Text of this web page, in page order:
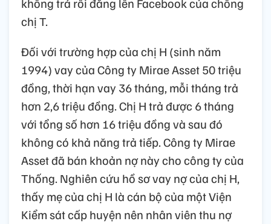
không trả rồi đăng lên Facebook của chồng
chị T.
Đối với trường hợp của chị H (sinh năm
1994) vay của Công ty Mirae Asset 50 triệu
đồng, thời hạn vay 36 tháng, mỗi tháng trả
hơn 2,6 triệu đồng. Chị H trả được 6 tháng
với tổng số hơn 16 triệu đồng và sau đó
không có khả năng trả tiếp. Công ty Mirae
Asset đã bán khoản nợ này cho công ty của
Thống. Nghiên cứu hồ sơ vay nợ của chị H,
thấy mẹ của chị H là cán bộ của một Viện
Kiểm sát cấp huyện nên nhân viên thu nợ